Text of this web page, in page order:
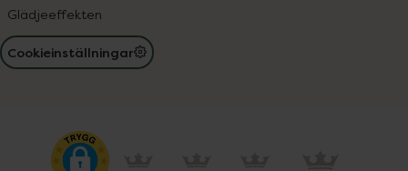
Glädjeeffekten
Cookieinställningar